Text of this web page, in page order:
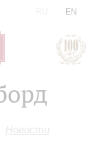
EN
Новости